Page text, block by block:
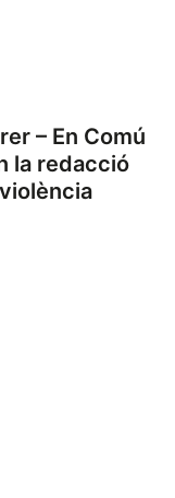
– En Comú
la redacció